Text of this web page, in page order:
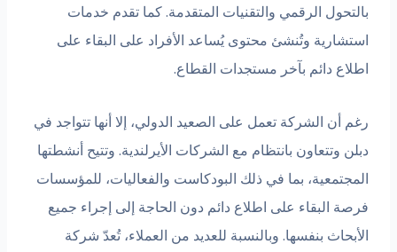
بالتحول الرقمي والتقنيات المتقدمة. كما تقدم خدمات
استشارية وتُنشئ محتوى يُساعد الأفراد على البقاء على
اطلاع دائم بآخر مستجدات القطاع.
رغم أن الشركة تعمل على الصعيد الدولي، إلا أنها تتواجد في
دبلن وتتعاون بانتظام مع الشركات الأيرلندية. وتتيح أنشطتها
المجتمعية، بما في ذلك البودكاست والفعاليات، للمؤسسات
فرصة البقاء على اطلاع دائم دون الحاجة إلى إجراء جميع
الأبحاث بنفسها. وبالنسبة للعديد من العملاء، تُعدّ شركة